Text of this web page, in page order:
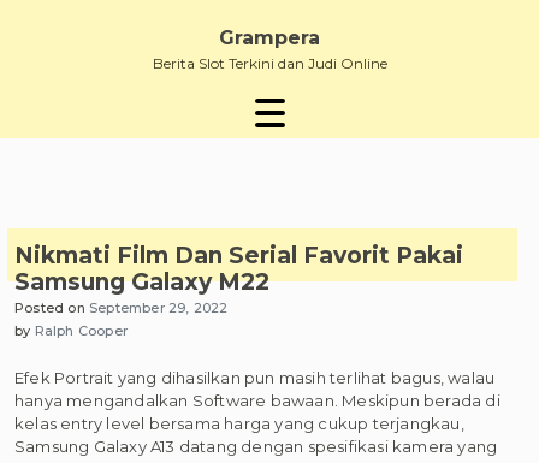
Grampera
Berita Slot Terkini dan Judi Online
Nikmati Film Dan Serial Favorit Pakai
Samsung Galaxy M22
Posted on September 29, 2022
by Ralph Cooper
Efek Portrait yang dihasilkan pun masih terlihat bagus, walau
hanya mengandalkan Software bawaan. Meskipun berada di
kelas entry level bersama harga yang cukup terjangkau,
Samsung Galaxy A13 datang dengan spesifikasi kamera yang